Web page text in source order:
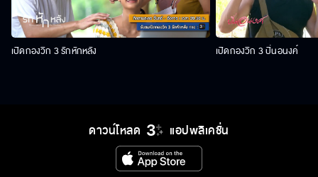
เปิดกองวิก 3 รักหักหลัง เปิดกองวิก 3 ปิ่นอนงค์
ดาวน์โหลด แอปพลิเคชั่น